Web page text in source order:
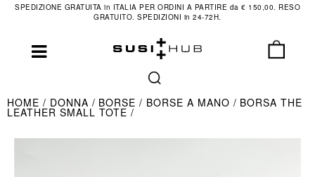
SPEDIZIONE GRATUITA in ITALIA PER ORDINI A PARTIRE da € 150,00. RESO
GRATUITO. SPEDIZIONI in 24-72H.
HOME DONNA BORSE BORSE A MANO BORSA THE
LEATHER SMALL TOTE